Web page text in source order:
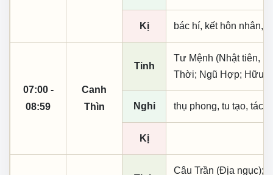
Kị bác hí, kết hôn nhân,
07:00 -
08:59
Canh
Thìn
Tinh
Tư Mệnh (Nhật tiên,
Thời; Ngũ Hợp; Hữu
Nghi thụ phong, tu tạo, tác
Kị
Câu Trần (Địa ngục);